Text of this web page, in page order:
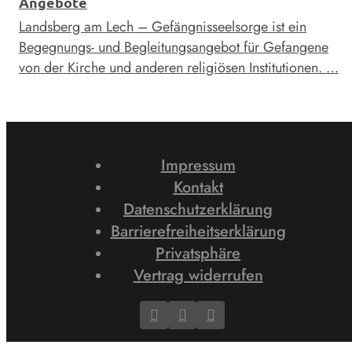
Landsberg am Lech – Gefängnisseelsorge ist ein
Begegnungs- und Begleitungsangebot für Gefangene
von der Kirche und anderen religiösen Institutionen. …
Impressum
Kontakt
Datenschutzerklärung
Barrierefreiheitserklärung
Privatsphäre
Vertrag widerrufen